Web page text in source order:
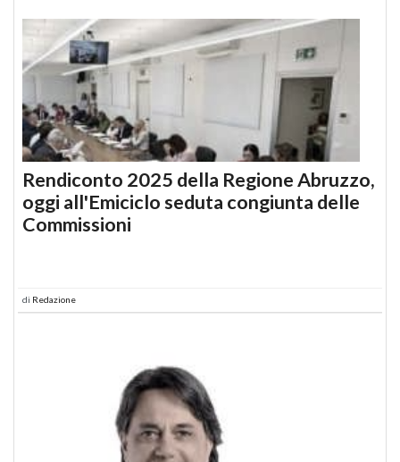
Rendiconto 2025 della Regione Abruzzo,
oggi all'Emiciclo seduta congiunta delle
Commissioni
di Redazione